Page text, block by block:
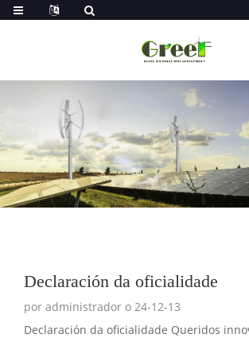
Declaración da oficialidade
por administrador o 24-12-13
Declaración da oficialidade Queridos